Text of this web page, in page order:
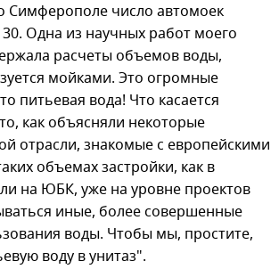
Симферополе число автомоек
Одна из научных работ моего
расчеты объемов воды,
мойками. Это огромные
питьевая вода! Что касается
как объясняли некоторые
отрасли, знакомые с европейскими
объемах застройки, как в
на ЮБК, уже на уровне проектов
иные, более совершенные
воды. Чтобы мы, простите,
воду в унитаз".